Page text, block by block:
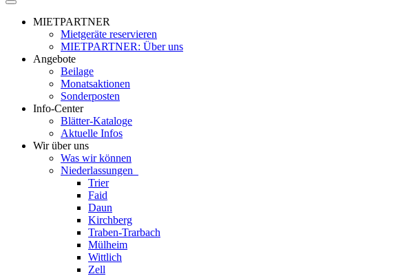
MIETPARTNER
Mietgeräte reservieren
MIETPARTNER: Über uns
Angebote
Beilage
Monatsaktionen
Sonderposten
Info-Center
Blätter-Kataloge
Aktuelle Infos
Wir über uns
Was wir können
Niederlassungen
Trier
Faid
Daun
Kirchberg
Traben-Trarbach
Mülheim
Wittlich
Zell